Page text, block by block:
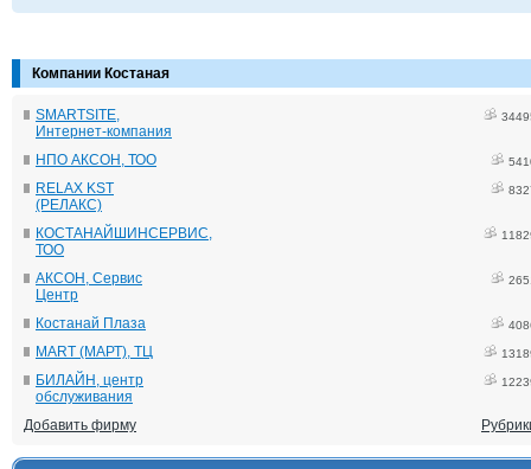
Компании Костаная
SMARTSITE,
Интернет-компания
НПО АКСОН, ТОО
RELAX KST
(РЕЛАКС)
КОСТАНАЙШИНСЕРВИС,
ТОО
АКСОН, Сервис
Центр
Костанай Плаза
MART (МАРТ), ТЦ
БИЛАЙН, центр
обслуживания
Добавить фирму